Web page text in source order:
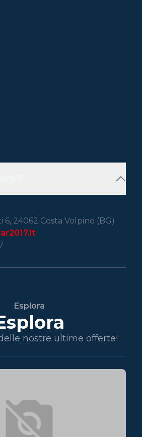
6, 24062 Costa Volpino (BG)
Esplora
nostre ultime offerte!